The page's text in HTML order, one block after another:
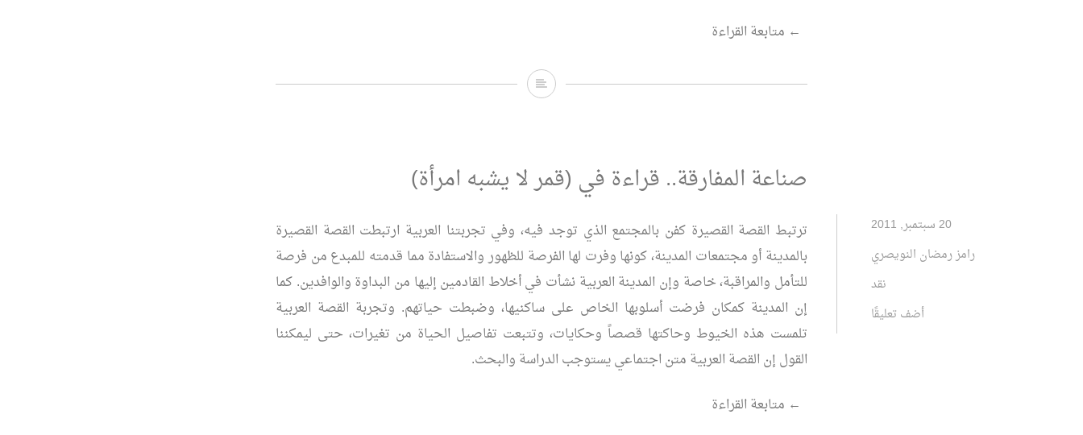
“عـندمــــــا
الحــــاضر..
مرسى
← متابعة القراءة
عـندمــــــا
قراءة
في
رواية:
مرسى
ديلة
صناعة المفارقة.. قراءة في (قمر لا يشبه امرأة)
20 سبتمبر, 2011
رامز رمضان النويصري
نقد
أضف تعليقًا
ترتبط القصة القصيرة كفن بالمجتمع الذي توجد فيه، وفي تجربتنا العربية ارتبطت القصة القصيرة
بالمدينة أو مجتمعات المدينة، كونها وفرت لها الفرصة للظهور والاستفادة مما قدمته للمبدع من فرصة
للتأمل والمراقبة، خاصة وإن المدينة العربية نشأت في أخلاط القادمين إليها من البداوة والوافدين. كما
إن المدينة كمكان فرضت أسلوبها الخاص على ساكنيها، وضبطت حياتهم. وتجربة القصة العربية
تلمست هذه الخيوط وحاكتها قصصاً وحكايات، وتتبعت تفاصيل الحياة من تغيرات، حتى ليمكننا
القول إن القصة العربية متن اجتماعي يستوجب الدراسة والبحث.
“صناعة
← متابعة القراءة